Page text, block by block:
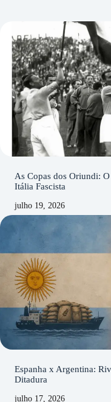
As Copas dos Oriundi:
Itália Fascista
julho 19, 2026
Espanha x Argentina:
Ditadura
julho 17, 2026